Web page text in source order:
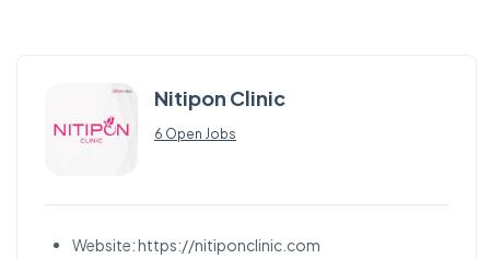
Nitipon Clinic
6 Open Jobs
Website: https://nitiponclinic.com